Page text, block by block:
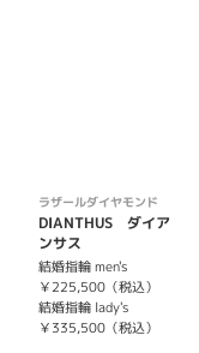
ラザールダイヤモンド
DIANTHUS ダイア
ンサス
結婚指輪 men's
￥225,500（税込）
結婚指輪 lady's
￥335,500（税込）